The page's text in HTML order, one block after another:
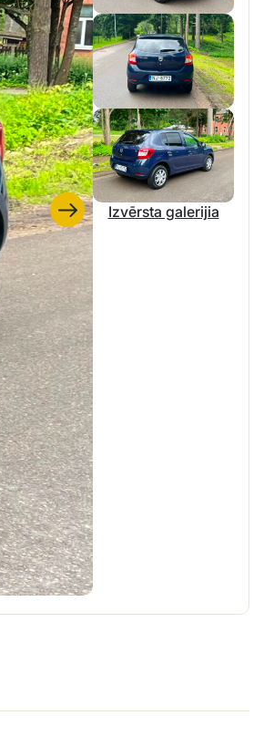
Izvērsta galerijia